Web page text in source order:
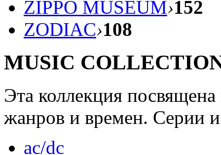
ZIPPO MUSEUM›152
ZODIAC›108
MUSIC
Эта коллекция
жанров и времен. Серии
ac/dc